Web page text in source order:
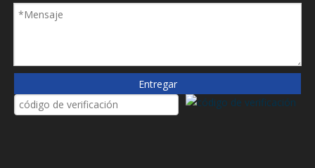
Entregar